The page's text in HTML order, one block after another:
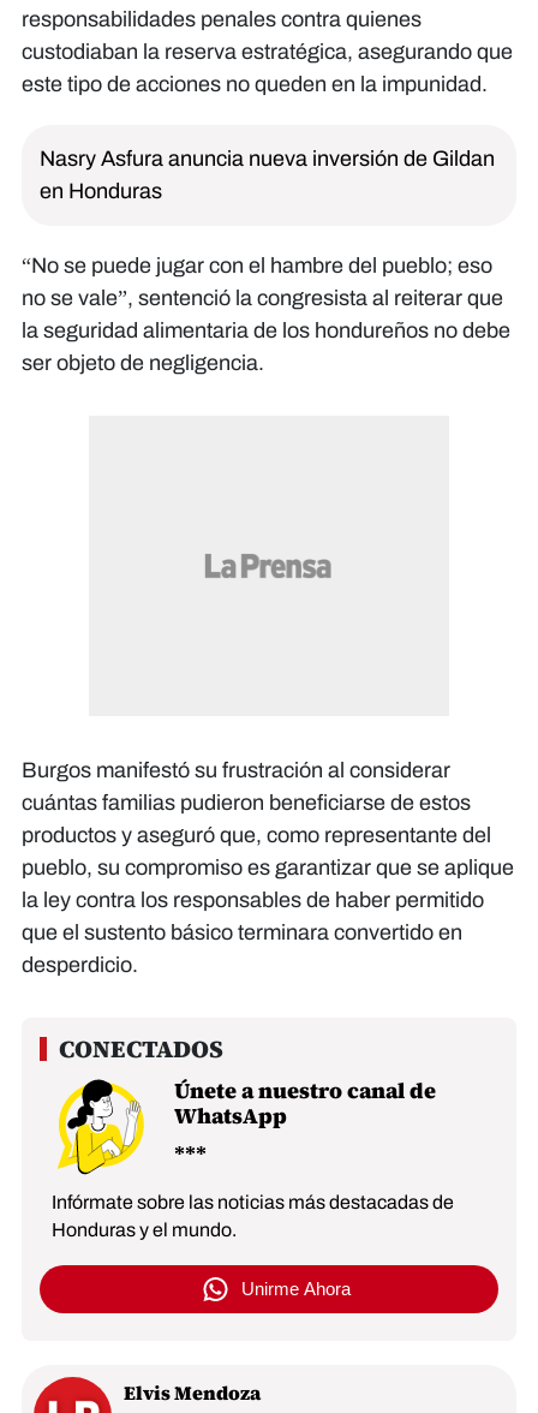
responsabilidades penales contra quienes
custodiaban la reserva estratégica, asegurando que
este tipo de acciones no queden en la impunidad.
Nasry Asfura anuncia nueva inversión de Gildan
en Honduras
“No se puede jugar con el hambre del pueblo; eso
no se vale”, sentenció la congresista al reiterar que
la seguridad alimentaria de los hondureños no debe
ser objeto de negligencia.
Burgos manifestó su frustración al considerar
cuántas familias pudieron beneficiarse de estos
productos y aseguró que, como representante del
pueblo, su compromiso es garantizar que se aplique
la ley contra los responsables de haber permitido
que el sustento básico terminara convertido en
desperdicio.
Únete a nuestro canal de
WhatsApp
Infórmate sobre las noticias más destacadas de
Honduras y el mundo.
Unirme Ahora
Elvis Mendoza